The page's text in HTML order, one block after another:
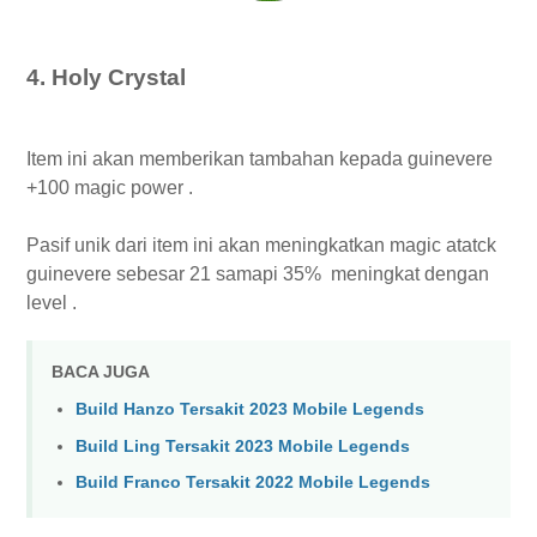
4. Holy Crystal
Item ini akan memberikan tambahan kepada guinevere
+100 magic power .
Pasif unik dari item ini akan meningkatkan magic atatck
guinevere sebesar 21 samapi 35% meningkat dengan
level .
BACA JUGA
Build Hanzo Tersakit 2023 Mobile Legends
Build Ling Tersakit 2023 Mobile Legends
Build Franco Tersakit 2022 Mobile Legends